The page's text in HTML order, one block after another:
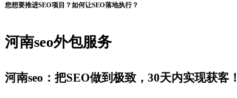
您想要推进SEO项目？如何让SEO落地执行？
河南seo外包服务
河南seo：把SEO做到极致，30天内实现获客！